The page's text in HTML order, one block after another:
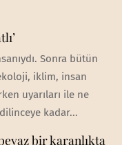
Sonra bütün
iklim, insan
uyarıları ile ne
kadar...
bir karanlıkta